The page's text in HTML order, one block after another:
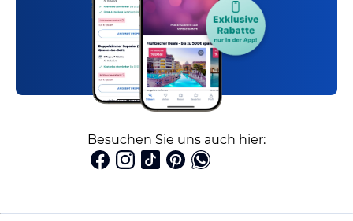
Besuchen Sie uns auch hier: